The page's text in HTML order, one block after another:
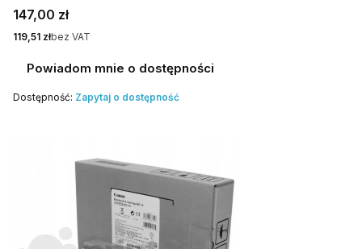
Cena
147,00 zł
Cena
119,51 złbez VAT
Powiadom mnie o dostępności
Dostępność: Zapytaj o dostępność